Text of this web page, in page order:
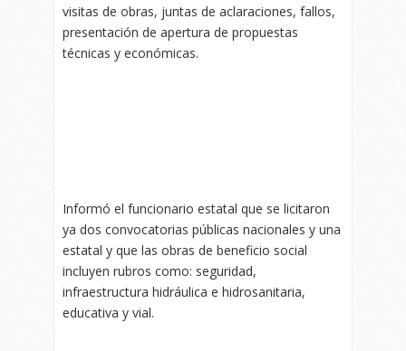
visitas de obras, juntas de aclaraciones, fallos,
presentación de apertura de propuestas
técnicas y económicas.
Informó el funcionario estatal que se licitaron
ya dos convocatorias públicas nacionales y una
estatal y que las obras de beneficio social
incluyen rubros como: seguridad,
infraestructura hidráulica e hidrosanitaria,
educativa y vial.